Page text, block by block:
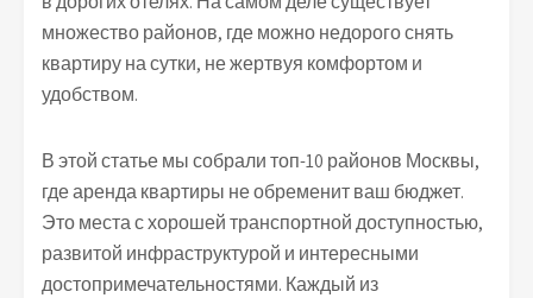
множество районов, где можно недорого снять
квартиру на сутки, не жертвуя комфортом и
удобством.
В этой статье мы собрали топ-10 районов Москвы,
где аренда квартиры не обременит ваш бюджет.
Это места с хорошей транспортной доступностью,
развитой инфраструктурой и интересными
достопримечательностями. Каждый из